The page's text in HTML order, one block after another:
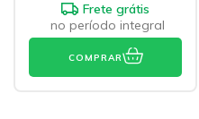
Frete grátis
no período integral
COMPRAR